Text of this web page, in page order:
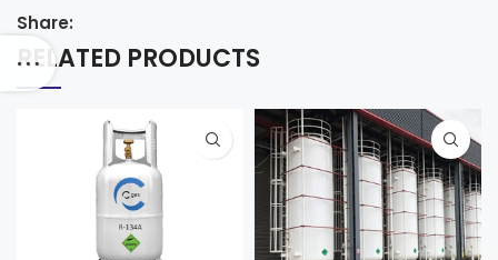
Share:
RELATED PRODUCTS